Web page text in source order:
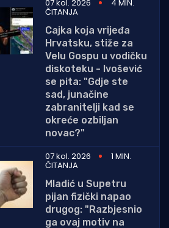
07 kol. 2026 4 MIN.
ČITANJA
Cajka koja vrijeđa
Hrvatsku, stiže za
Velu Gospu u vodičku
diskoteku - Ivošević
se pita: "Gdje ste
sad, junačine
zabranitelji kad se
okreće ozbiljan
novac?"
07 kol. 2026
1 MIN.
ČITANJA
Mladić u Supetru
pijan fizički napao
drugog: "Razbjesnio
ga ovaj motiv na